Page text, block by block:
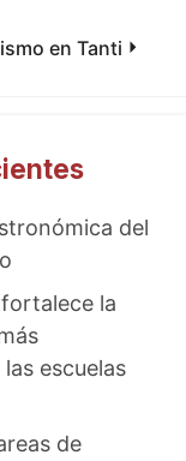
en Tanti
del
la
escuelas
de